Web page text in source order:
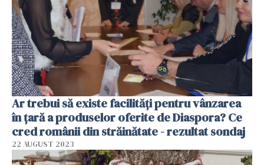
Ar trebui să existe facilități pentru vânzarea
în țară a produselor oferite de Diaspora? Ce
cred românii din străinătate - rezultat sondaj
22 AUGUST 2023